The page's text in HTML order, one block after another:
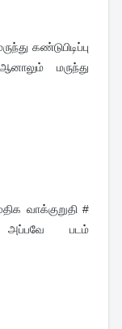
கண்டுபிடிப்பு
மருந்து
வாக்குறுதி #
அப்பவே படம்